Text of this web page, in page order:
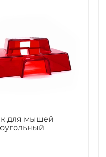
для мышей